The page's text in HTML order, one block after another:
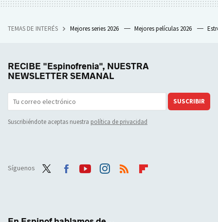
TEMAS DE INTERÉS Mejores series 2026 Mejores películas 2026
RECIBE "Espinofrenia", NUESTRA
NEWSLETTER SEMANAL
SUSCRIBIR
Suscribiéndote aceptas nuestra política de privacidad
Síguenos